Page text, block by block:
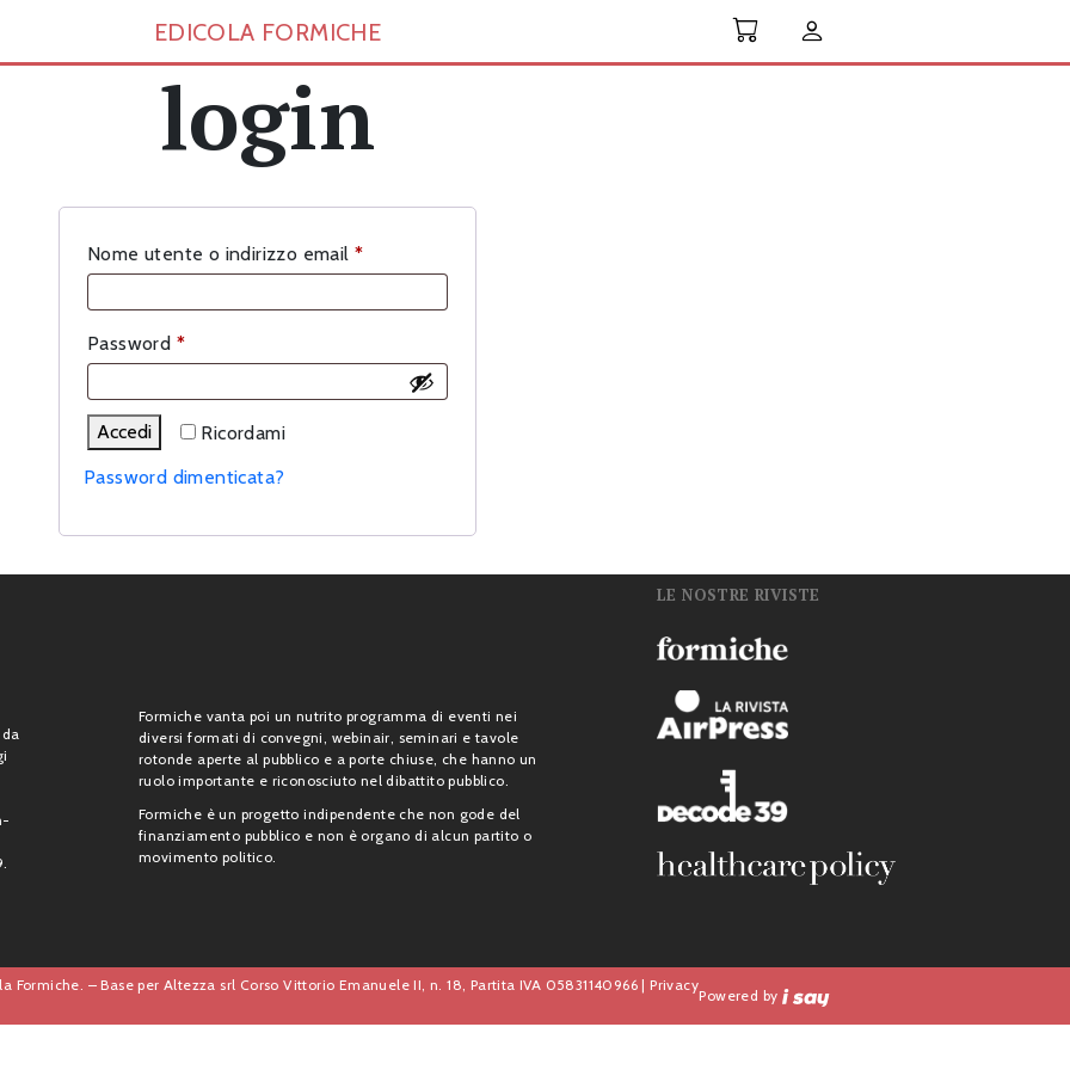
EDICOLA FORMICHE
login
Nome utente o indirizzo email *Richiesto
Password *Richiesto
Ricordami
Accedi
Password dimenticata?
Formiche vanta poi un nutrito programma di eventi nei
diversi formati di convegni, webinair, seminari e tavole
rotonde aperte al pubblico e a porte chiuse, che hanno un
ruolo importante e riconosciuto nel dibattito pubblico.
Formiche è un progetto indipendente che non gode del
finanziamento pubblico e non è organo di alcun partito o
movimento politico.
LE NOSTRE RIVISTE
Formiche. – Base per Altezza srl Corso Vittorio Emanuele II, n. 18, Partita IVA 05831140966 |Privacy
Powered by